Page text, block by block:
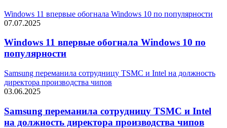
Windows 11 впервые обогнала Windows 10 по популярности
07.07.2025
Windows 11 впервые обогнала Windows 10 по
популярности
Samsung переманила сотрудницу TSMC и Intel на должность
директора производства чипов
03.06.2025
Samsung переманила сотрудницу TSMC и Intel
на должность директора производства чипов